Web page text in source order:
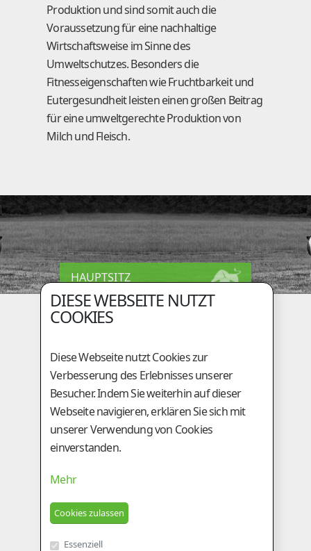
DIESE WEBSEITE NUTZT
COOKIES
Diese Webseite nutzt Cookies zur
Verbesserung des Erlebnisses unserer
Besucher. Indem Sie weiterhin auf dieser
Webseite navigieren, erklären Sie sich mit
unserer Verwendung von Cookies
einverstanden.
Mehr
Essenziell
Produktion und sind somit auch die
Voraussetzung für eine nachhaltige
Wirtschaftsweise im Sinne des
Umweltschutzes. Besonders die
Fitnesseigenschaften wie Fruchtbarkeit und
Eutergesundheit leisten einen großen Beitrag
für eine umweltgerechte Produktion von
Milch und Fleisch.
HAUPTSITZ
Holzingerberg 1
A-3254 Bergland
+43 (0)50 / 259 - 49000
be@genostar.at
GESCHÄFTSSTELLE
Am Tieberhof 6
+43 (0)3112 / 5924
besamung@genostar.at